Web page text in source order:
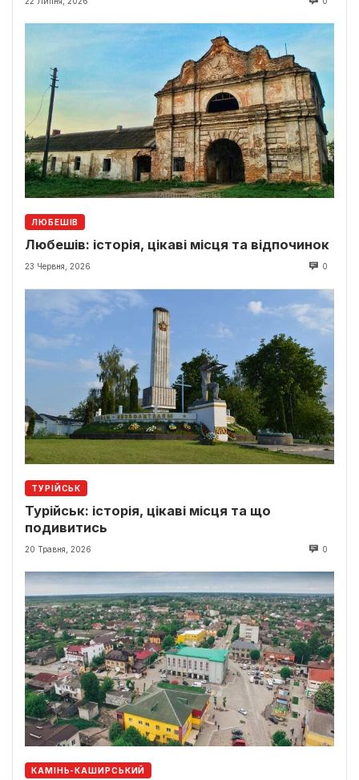
ЛЮБЕШІВ
Любешів: історія, цікаві місця та відпочинок
23 Червня, 2026 0
ТУРІЙСЬК
Турійськ: історія, цікаві місця та що
подивитись
20 Травня, 2026 0
КАМІНЬ-КАШИРСЬКИЙ